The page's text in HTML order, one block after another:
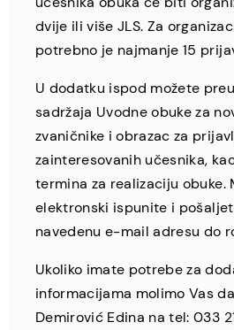
dvije ili više JLS. Za
potrebno je najmanje 15
U dodatku ispod možete
sadržaja Uvodne obuke za
zvaničnike i obrazac za
zainteresovanih učesnika,
termina za realizaciju obuke.
elektronski ispunite i
navedenu e-mail adresu do
Ukoliko imate potrebe za
informacijama molimo Vas
Demirović Edina na tel: 033